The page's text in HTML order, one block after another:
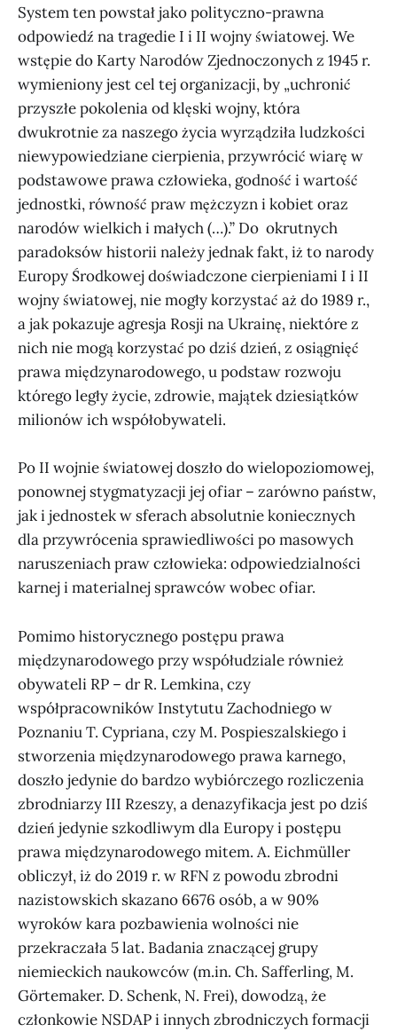
System ten powstał jako polityczno-prawna
odpowiedź na tragedie I i II wojny światowej. We
wstępie do Karty Narodów Zjednoczonych z 1945 r.
wymieniony jest cel tej organizacji, by „uchronić
przyszłe pokolenia od klęski wojny, która
dwukrotnie za naszego życia wyrządziła ludzkości
niewypowiedziane cierpienia, przywrócić wiarę w
podstawowe prawa człowieka, godność i wartość
jednostki, równość praw mężczyzn i kobiet oraz
narodów wielkich i małych (…).” Do okrutnych
paradoksów historii należy jednak fakt, iż to narody
Europy Środkowej doświadczone cierpieniami I i II
wojny światowej, nie mogły korzystać aż do 1989 r.,
a jak pokazuje agresja Rosji na Ukrainę, niektóre z
nich nie mogą korzystać po dziś dzień, z osiągnięć
prawa międzynarodowego, u podstaw rozwoju
którego legły życie, zdrowie, majątek dziesiątków
milionów ich współobywateli.
Po II wojnie światowej doszło do wielopoziomowej,
ponownej stygmatyzacji jej ofiar – zarówno państw,
jak i jednostek w sferach absolutnie koniecznych
dla przywrócenia sprawiedliwości po masowych
naruszeniach praw człowieka: odpowiedzialności
karnej i materialnej sprawców wobec ofiar.
Pomimo historycznego postępu prawa
międzynarodowego przy współudziale również
obywateli RP – dr R. Lemkina, czy
współpracowników Instytutu Zachodniego w
Poznaniu T. Cypriana, czy M. Pospieszalskiego i
stworzenia międzynarodowego prawa karnego,
doszło jedynie do bardzo wybiórczego rozliczenia
zbrodniarzy III Rzeszy, a denazyfikacja jest po dziś
dzień jedynie szkodliwym dla Europy i postępu
prawa międzynarodowego mitem. A. Eichmüller
obliczył, iż do 2019 r. w RFN z powodu zbrodni
nazistowskich skazano 6676 osób, a w 90%
wyroków kara pozbawienia wolności nie
przekraczała 5 lat. Badania znaczącej grupy
niemieckich naukowców (m.in. Ch. Safferling, M.
Görtemaker. D. Schenk, N. Frei), dowodzą, że
członkowie NSDAP i innych zbrodniczych formacji